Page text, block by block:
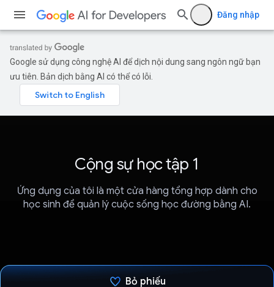
Đăng nhập
Google sử dụng công nghệ AI để dịch nội dung sang ngôn ngữ bạn
ưu tiên. Bản dịch bằng AI có thể có lỗi.
Cộng sự học tập 1
Ứng dụng của tôi là một cửa hàng tổng hợp dành cho
học sinh để quản lý cuộc sống học đường bằng AI.
Bỏ phiếu